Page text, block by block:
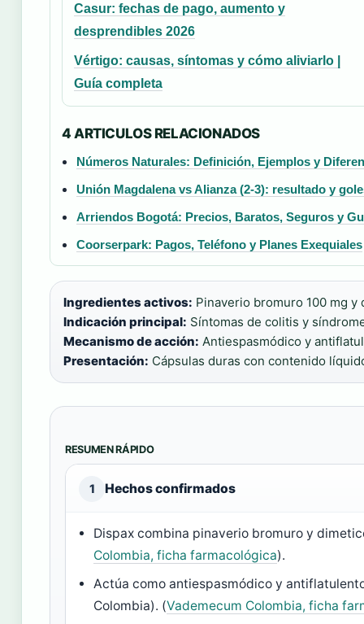
Casur: fechas de pago, aumento y
desprendibles 2026
Vértigo: causas, síntomas y cómo aliviarlo |
Guía completa
4 ARTICULOS RELACIONADOS
Números Naturales: Definición, Ejemplos y
Unión Magdalena vs Alianza (2-3): resultado y
Arriendos Bogotá: Precios, Baratos, Seguros y
Coorserpark: Pagos, Teléfono y Planes Exequiales
Ingredientes activos: Pinaverio bromuro 100 mg y
Indicación principal: Síntomas de colitis y
Mecanismo de acción: Antiespasmódico y
Presentación: Cápsulas duras con contenido
RESUMEN RÁPIDO
1 Hechos confirmados
Dispax combina pinaverio bromuro y
Colombia, ficha farmacológica).
Actúa como antiespasmódico y
Colombia). (Vademecum Colombia, ficha